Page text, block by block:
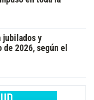
jubilados y
2026, según el